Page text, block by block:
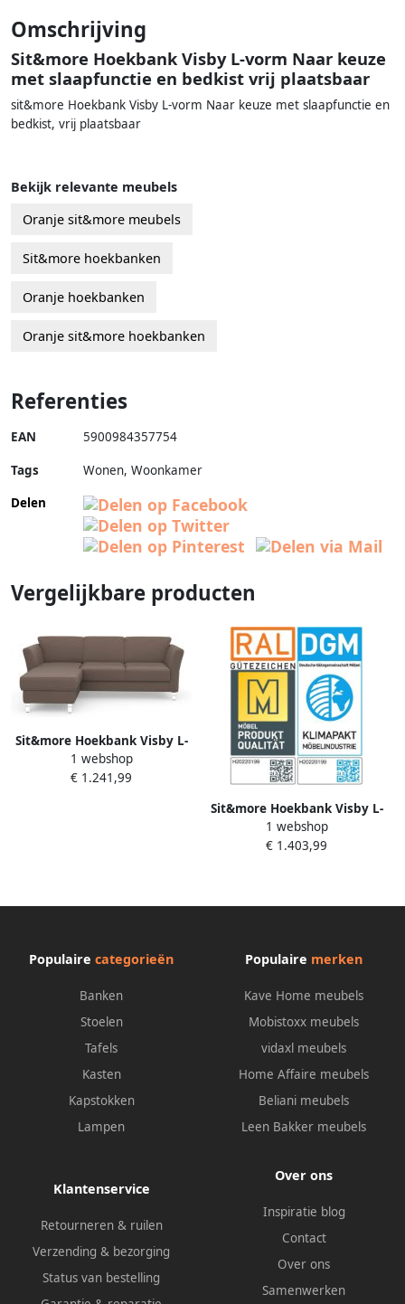
Omschrijving
Sit&more Hoekbank Visby L-vorm Naar keuze
met slaapfunctie en bedkist vrij plaatsbaar
sit&more Hoekbank Visby L-vorm Naar keuze met slaapfunctie en
bedkist, vrij plaatsbaar
Bekijk relevante meubels
Oranje sit&more meubels
Sit&more hoekbanken
Oranje hoekbanken
Oranje sit&more hoekbanken
Referenties
EAN 5900984357754
Tags
Wonen, Woonkamer
Delen
Vergelijkbare producten
Sit&more Hoekbank Visby L-
vorm naar keuze met
slaapfunctie en bedkist vrij
1 webshop
€ 1.241,99
Sit&more Hoekbank Visby L-
vorm Naar keuze met
slaapfunctie en bergruimte
1 webshop
€ 1.403,99
Populaire categorieën
Banken
Stoelen
Tafels
Kasten
Kapstokken
Lampen
Populaire merken
Kave Home meubels
Mobistoxx meubels
vidaxl meubels
Home Affaire meubels
Beliani meubels
Leen Bakker meubels
Klantenservice
Retourneren & ruilen
Verzending & bezorging
Status van bestelling
Over ons
Inspiratie blog
Contact
Over ons
Samenwerken